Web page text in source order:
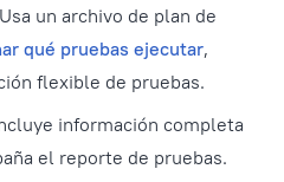
un archivo de plan de
qué pruebas ejecutar,
flexible de pruebas.
información completa
el reporte de pruebas.